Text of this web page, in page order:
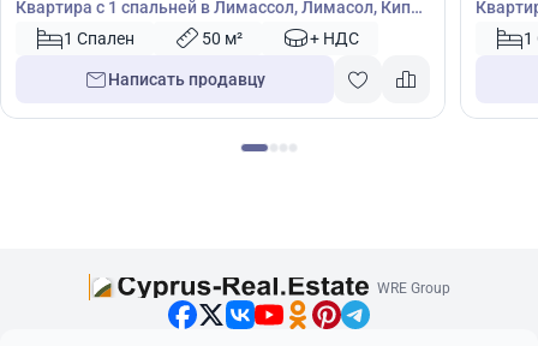
Квартира с 1 спальней в Лимассол, Лимасол, Кипр
№ 470681 Спален 50 м² + НДС
Написать продавцу
473611
WRE Group